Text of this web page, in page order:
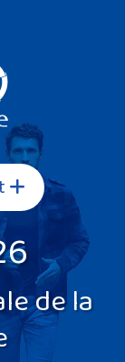
de la